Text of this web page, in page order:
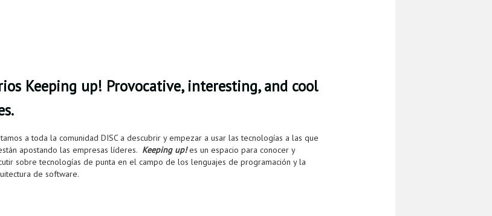
Keeping up! Provocative, interesting, and cool
a toda la comunidad DISC a descubrir y empezar a usar las tecnologías a las que
apostando las empresas líderes. Keeping up! es un espacio para conocer y
sobre tecnologías de punta en el campo de los lenguajes de programación y la
de software.